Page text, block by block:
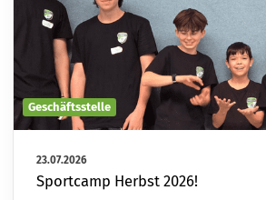
Geschäftsstelle
23.07.2026
Sportcamp Herbst 2026!